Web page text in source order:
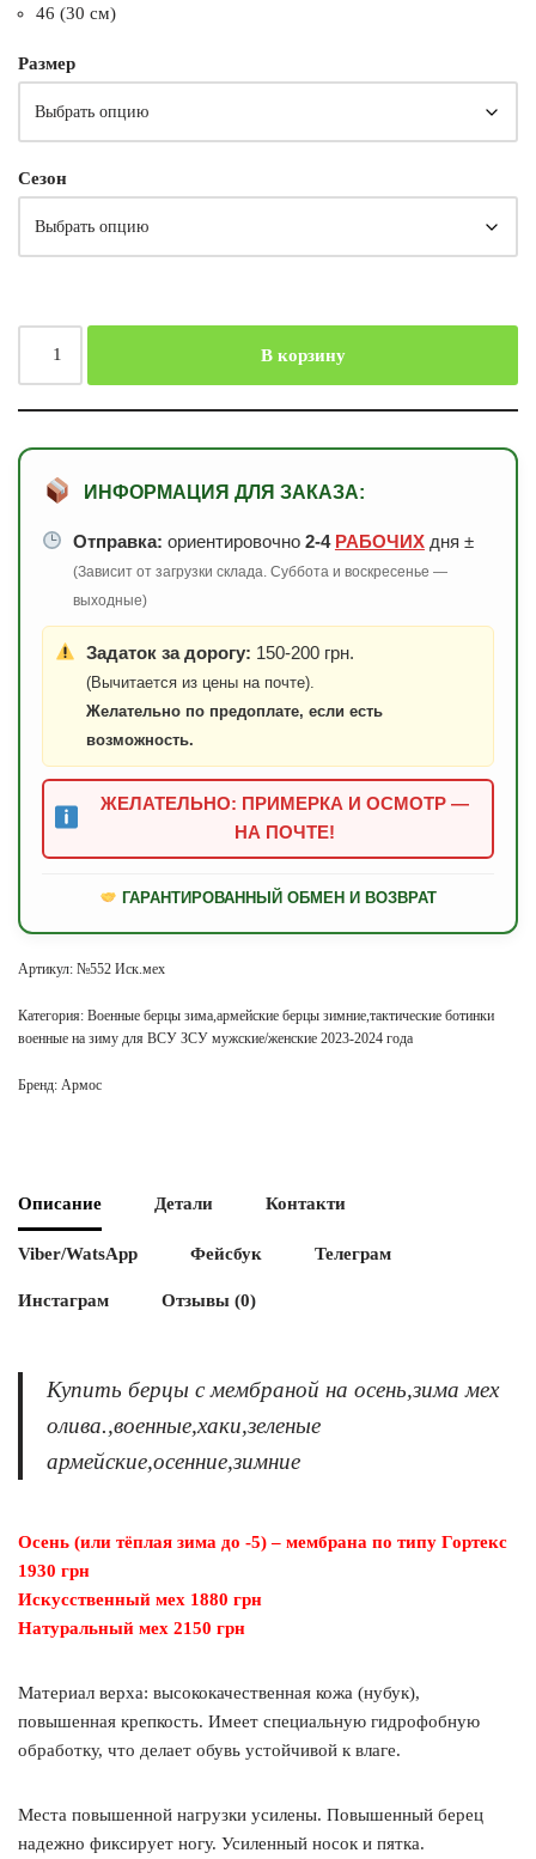
46 (30 см)
Размер
Сезон
В корзину
ИНФОРМАЦИЯ ДЛЯ ЗАКАЗА:
Отправка: ориентировочно 2-4 РАБОЧИХдня ±
(Зависит от загрузки склада. Суббота и воскресенье —
выходные)
Задаток за дорогу: 150-200 грн.
(Вычитается из цены на почте).
Желательно по предоплате, если есть
возможность.
ЖЕЛАТЕЛЬНО: ПРИМЕРКА И ОСМОТР —
НА ПОЧТЕ!
ГАРАНТИРОВАННЫЙ ОБМЕН И ВОЗВРАТ
Артикул: №552 Иск.мех
Категория: Военные берцы зима,армейские берцы зимние,тактические ботинки
военные на зиму для ВСУ ЗСУ мужские/женские 2023-2024 года
Бренд: Армос
Описание Детали Контакти
Viber/WatsApp Фейсбук Телеграм
Инстаграм Отзывы (0)
Купить берцы с мембраной на осень,зима мех
олива.,военные,хаки,зеленые
армейские,осенние,зимние
Осень (или тёплая зима до -5) – мембрана по типу Гортекс
1930 грн
Искусственный мех 1880 грн
Натуральный мех 2150 грн
Материал верха: высококачественная кожа (нубук),
повышенная крепкость. Имеет специальную гидрофобную
обработку, что делает обувь устойчивой к влаге.
Места повышенной нагрузки усилены. Повышенный берец
надежно фиксирует ногу. Усиленный носок и пятка.